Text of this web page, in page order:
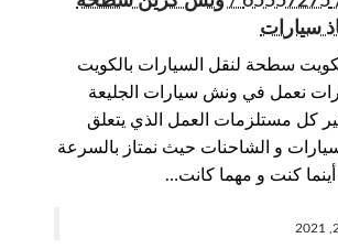
سيارات
سطحة لنقل السيارات بالكويت
نعمل في ونش سيارات الجليعة
كل مستلزمات العمل الذي يتعلق
و الشاحنات حيث نمتاز بالسرعة
كنت و مهما كانت…